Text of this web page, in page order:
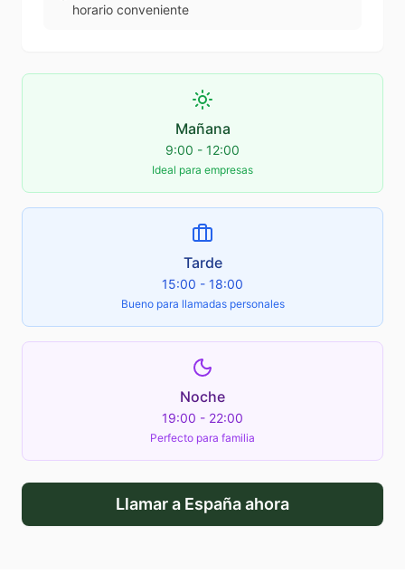
horario conveniente
Mañana
9:00 - 12:00
Ideal para empresas
Tarde
15:00 - 18:00
Bueno para llamadas personales
Noche
19:00 - 22:00
Perfecto para familia
Llamar a Españaahora